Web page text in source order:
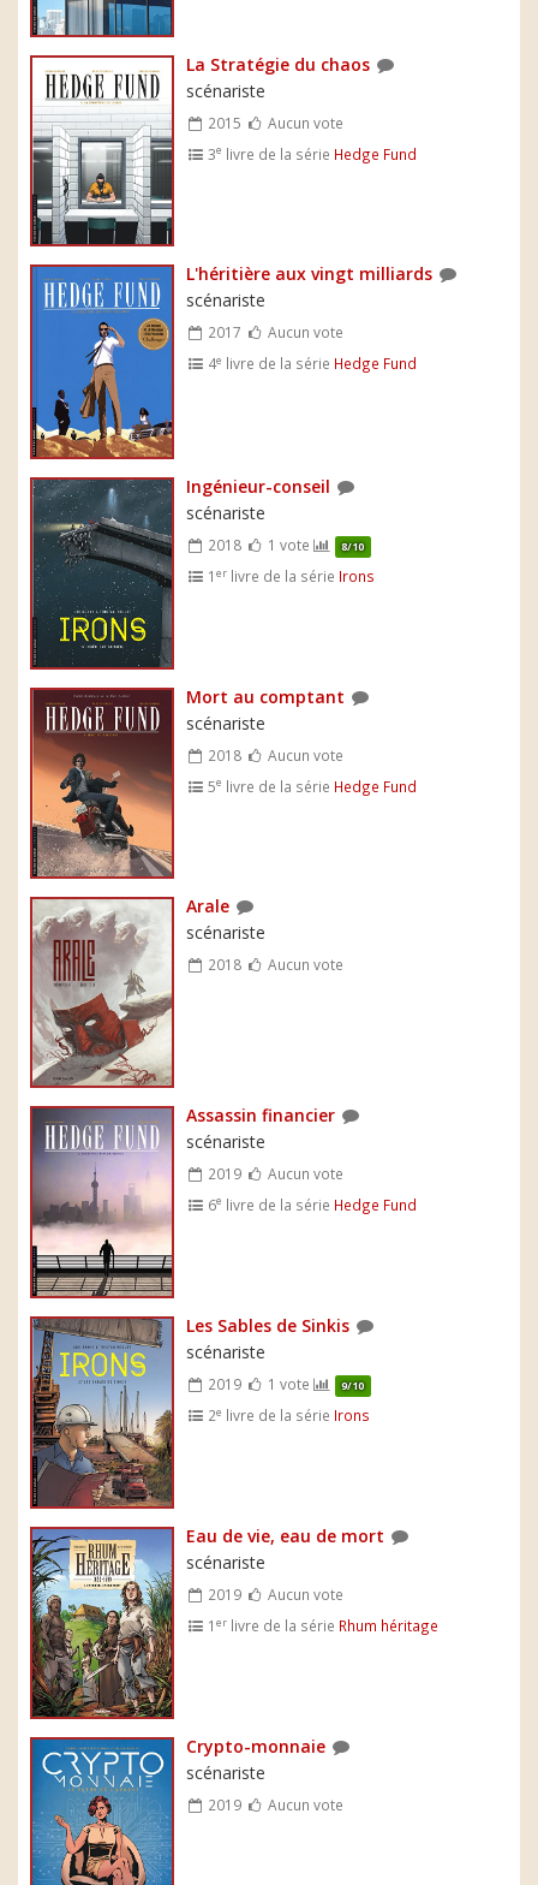
La Stratégie du chaos
scénariste
2015
Aucun vote
3e livre de la série Hedge Fund
L'héritière aux vingt milliards
scénariste
2017
Aucun vote
4e livre de la série Hedge Fund
Ingénieur-conseil
scénariste
2018 1 vote 8/10
1er livre de la série Irons
Mort au comptant
scénariste
2018
Aucun vote
5e livre de la série Hedge Fund
Arale
scénariste
2018 Aucun vote
Assassin financier
scénariste
2019
Aucun vote
6e livre de la série Hedge Fund
Les Sables de Sinkis
scénariste
2019 1 vote 9/10
2e livre de la série Irons
Eau de vie, eau de mort
scénariste
2019
Aucun vote
1er livre de la série Rhum héritage
Crypto-monnaie
scénariste
2019 Aucun vote